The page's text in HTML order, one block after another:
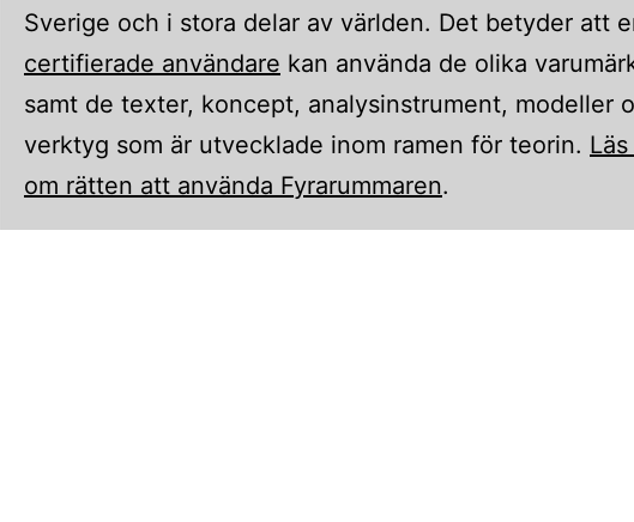
Sverige och i stora delar av världen. Det betyder att
certifierade användare kan använda de olika
samt de texter, koncept, analysinstrument, modeller
verktyg som är utvecklade inom ramen för teorin.
om rätten att använda Fyrarummaren.